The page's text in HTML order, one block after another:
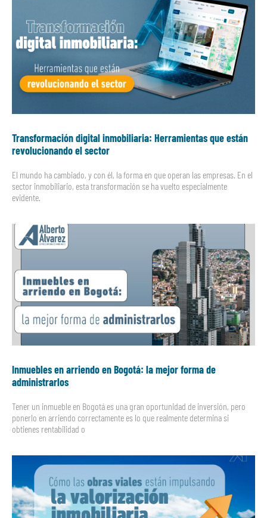
Transformación digital inmobiliaria: Herramientas que están
revolucionando el sector
El mundo ha cambiado, y con él, la forma en que operan las empresas. En el
sector inmobiliario, esta transformación se ha vuelto especialmente
evidente.
Inmuebles en arriendo en Bogotá: la mejor forma de
administrarlos
Tener un inmueble en Bogotá es una gran oportunidad de inversión, pero
ponerlo en arriendo correctamente es lo que realmente determina si
obtienes rentabilidad o